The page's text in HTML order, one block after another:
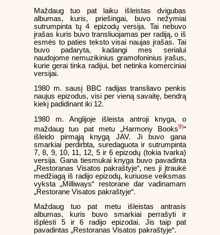
Maždaug tuo pat laiku išleistas dvigubas
albumas, kuris, priešingai, buvo nežymiai
sutrumpinta tų 4 epizodų versija. Tai nebuvo
įrašas kuris buvo transliuojamas per radiją, o iš
esmės to paties teksto visai naujas įrašas. Tai
buvo padaryta, kadangi mes serialui
naudojome nemuzikinius gramofoninius įrašus,
kurie gerai tinka radijui, bet netinka komerciniai
versijai.
1980 m. sausį BBC radijas transliavo penkis
naujus epizodus, visi per vieną savaitę, bendrą
kiekį padidinant iki 12.
1980 m. Anglijoje išleista antroji knyga, o
maždaug tuo pat metu „Harmony Books9)“
išleido pirmąją knygą JAV. Ji buvo gana
smarkiai perdirbta, suredaguota ir sutrumpinta
7, 8, 9, 10, 11, 12, 5 ir 6 epizodų (tokia tvarka)
versija. Gana tiesmukai knyga buvo pavadinta
„Restoranas Visatos pakraštyje“, nes ji įtraukė
medžiagą iš radijo epizodų, kuriuose veiksmas
vyksta „Milliways“ restorane dar vadinamam
„Restorane Visatos pakraštyje“.
Maždaug tuo pat metu išleistas antrasis
albumas, kuris buvo smarkiai perrašyti ir
išplėsti 5 ir 6 radijo epizodai. Jis taip pat
pavadintas „Restoranas Visatos pakraštyje“.